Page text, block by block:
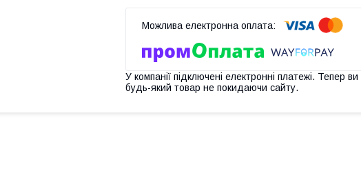
У компанії підключені електронні платежі. Тепер
будь-який товар не покидаючи сайту.